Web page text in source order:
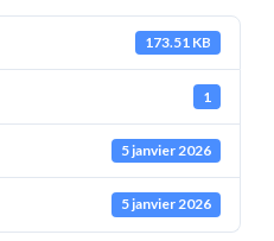
173.51 KB
1
5 janvier 2026
5 janvier 2026